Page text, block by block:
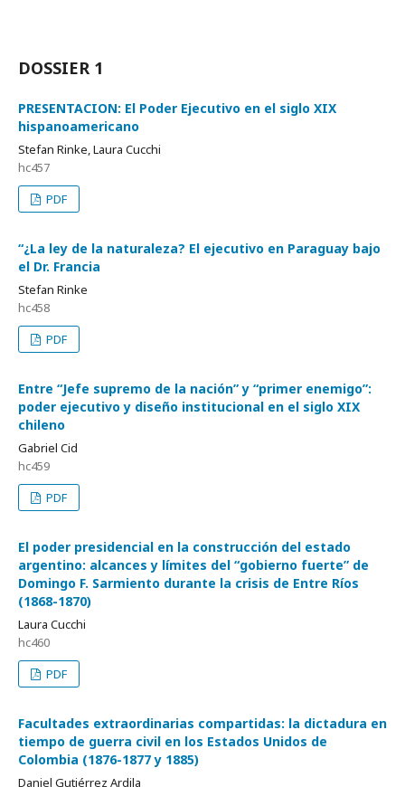
DOSSIER 1
PRESENTACION: El Poder Ejecutivo en el siglo XIX
hispanoamericano
Stefan Rinke, Laura Cucchi
hc457
PDF
“¿La ley de la naturaleza? El ejecutivo en Paraguay bajo
el Dr. Francia
Stefan Rinke
hc458
PDF
Entre “Jefe supremo de la nación” y “primer enemigo”:
poder ejecutivo y diseño institucional en el siglo XIX
chileno
Gabriel Cid
hc459
PDF
El poder presidencial en la construcción del estado
argentino: alcances y límites del “gobierno fuerte” de
Domingo F. Sarmiento durante la crisis de Entre Ríos
(1868-1870)
Laura Cucchi
hc460
PDF
Facultades extraordinarias compartidas: la dictadura en
tiempo de guerra civil en los Estados Unidos de
Colombia (1876-1877 y 1885)
Daniel Gutiérrez Ardila